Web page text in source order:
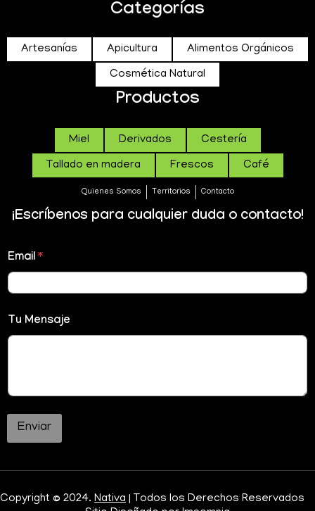
Categorías
Artesanías Apicultura
Alimentos Orgánicos
Cosmética Natural
Productos
Miel Derivados
Cestería
Tallado en madera
Frescos Café
Quienes Somos Territorios Contacto
¡Escríbenos para cualquier duda o contacto!
Email*
Tu Mensaje
Enviar
Copyright © 2024. Nativa | Todos los Derechos Reservados